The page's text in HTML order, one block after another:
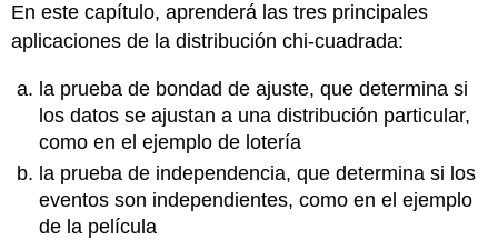
En este capítulo, aprenderá las tres principales
aplicaciones de la distribución chi-cuadrada:
la prueba de bondad de ajuste, que determina si
los datos se ajustan a una distribución particular,
como en el ejemplo de lotería
la prueba de independencia, que determina si los
eventos son independientes, como en el ejemplo
de la película